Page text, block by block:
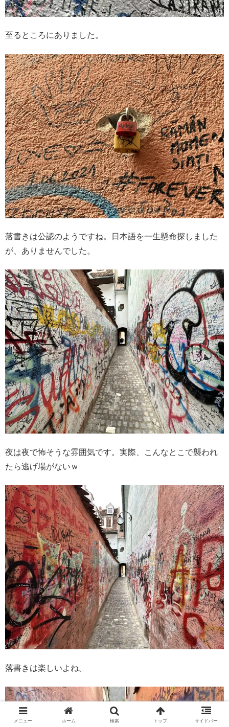
至るところにありました。
落書きは公認のようですね。日本語を一生懸命探しました
が、ありませんでした。
夜は夜で怖そうな雰囲気です。実際、こんなとこで襲われ
たら逃げ場がないｗ
落書きは楽しいよね。
メニュー ホーム 検索 トップ サイドバー